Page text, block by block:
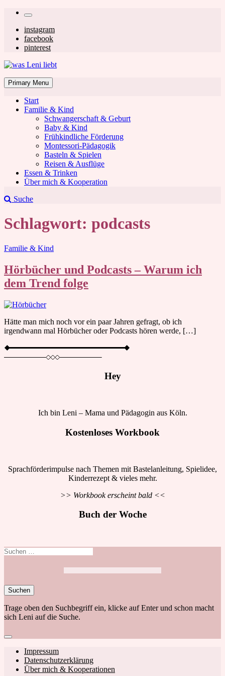
Skip
content
Secondary
left
navigation
Secondary
right
navigation
instagram
facebook
pinterest
was Leni liebt
Mom & Lifestyle Blog
Primary Menu
Start
Familie & Kind
Schwangerschaft & Geburt
Baby & Kind
Frühkindliche Förderung
Montessori-Pädagogik
Basteln & Spielen
Reisen & Ausflüge
Essen & Trinken
Über mich & Kooperation
Suche
Schlagwort: podcasts
Blog
Familie & Kind
Hörbücher und Podcasts – Warum ich
dem Trend folge
Hätte man mich noch vor ein paar Jahren gefragt, ob ich
irgendwann mal Hörbücher oder Podcasts hören werde, […]
Hey
Ich bin Leni – Mama und Pädagogin aus Köln.
Kostenloses Workbook
Sprachförderimpulse nach Themen mit Bastelanleitung, Spielidee,
Kinderrezept & vieles mehr.
>> Workbook erscheint bald <<
Buch der Woche
Suchen
Trage oben den Suchbegriff ein, klicke auf Enter und schon macht
sich Leni auf die Suche.
Close
search
Footer
navigation
Impressum
Datenschutzerklärung
Über mich & Kooperationen